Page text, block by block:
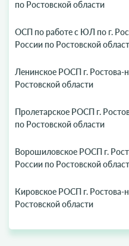
по Ростовской области
ОСП по работе с ЮЛ по г.
России по Ростовской
Ленинское РОСП г.
Ростовской области
Пролетарское РОСП г.
по Ростовской области
Ворошиловское РОСП г.
России по Ростовской
Кировское РОСП г.
Ростовской области